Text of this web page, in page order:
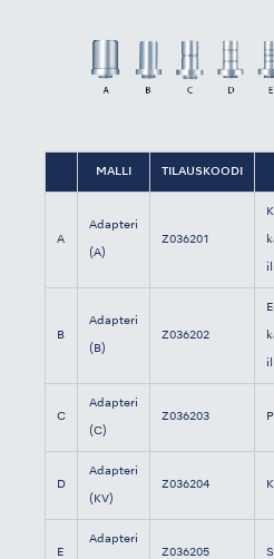
MALLI TILAUSKOODI
A
Adapteri
(A)
Z036201
B
Adapteri
(B)
Z036202
C
Adapteri
(C)
Z036203
D
Adapteri
(KV)
Z036204
E
Adapteri
Z036205